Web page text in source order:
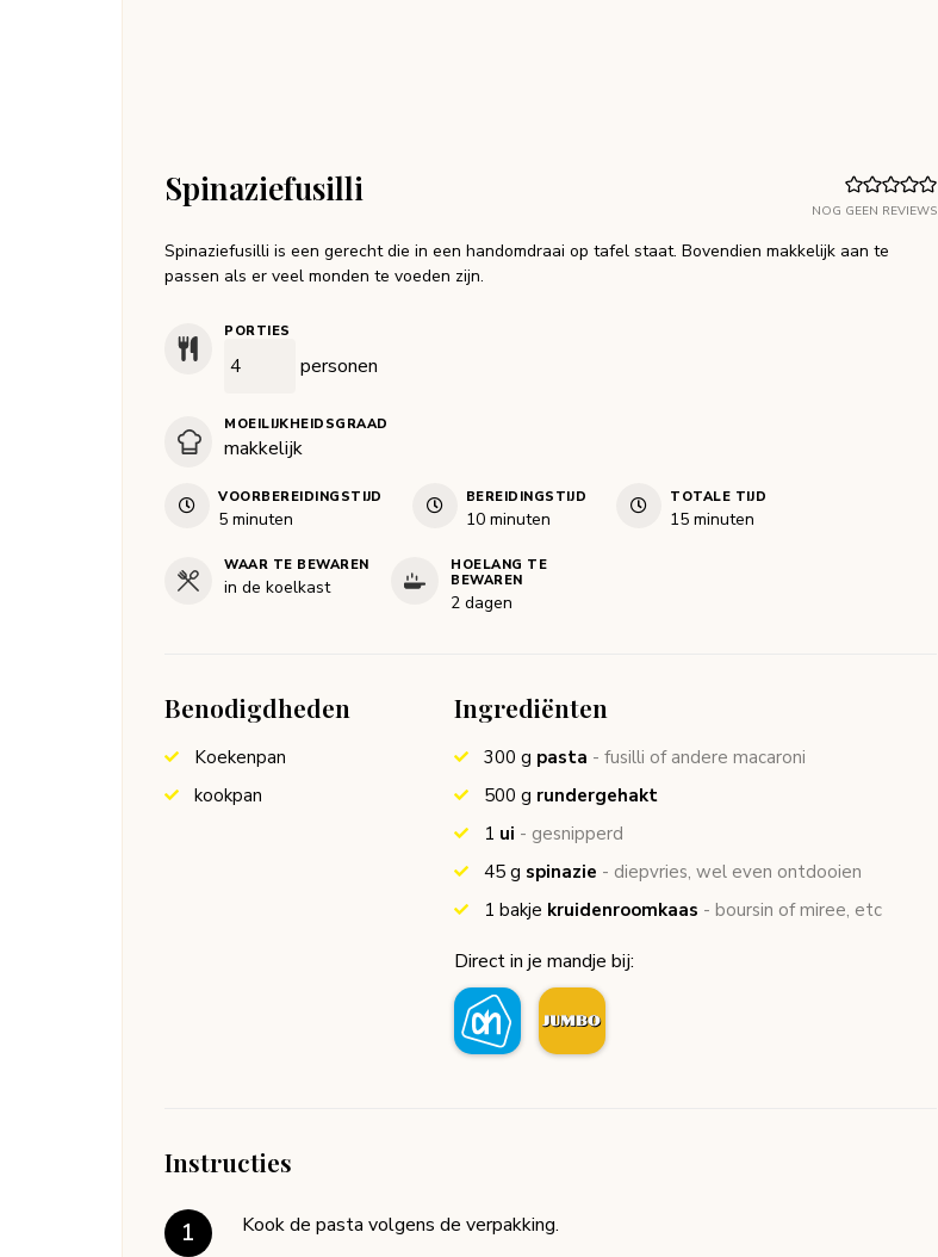
NOG GEEN REVIEWS
Spinaziefusilli
Spinaziefusilli is een gerecht die in een handomdraai op tafel staat. Bovendien makkelijk aan te
passen als er veel monden te voeden zijn.
PORTIES
personen
MOEILIJKHEIDSGRAAD
makkelijk
VOORBEREIDINGSTIJD
5minuten
minuten
BEREIDINGSTIJD
10minuten
minuten
TOTALE TIJD
15minuten
minuten
WAAR TE BEWAREN
in de koelkast
HOELANG TE
BEWAREN
2 dagen
Benodigdheden
Koekenpan
kookpan
Ingrediënten
300 g pasta - fusilli of andere macaroni
500 g rundergehakt
1 ui - gesnipperd
45 g spinazie - diepvries, wel even ontdooien
1 bakje kruidenroomkaas - boursin of miree, etc
Direct in je mandje bij:
Instructies
Kook de pasta volgens de verpakking.